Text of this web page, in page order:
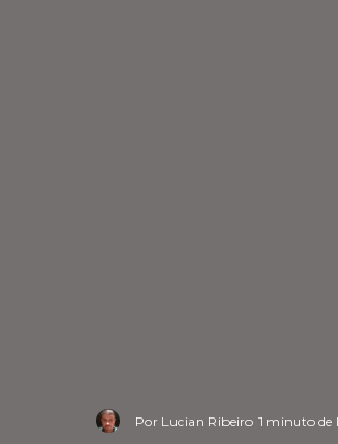
Por Lucian Ribeiro 1 minuto de